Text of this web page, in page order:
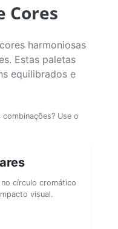
Cores
harmoniosas
Estas paletas
equilibrados e
Use o
círculo cromático
visual.